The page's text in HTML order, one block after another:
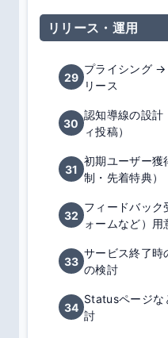
リリース・運用
29
プライシング
リース
30
認知導線の設
ィ投稿）
31
初期ユーザー獲
制・先着特典）
32
フィードバッ
ォームなど）用
33
サービス終了時
の検討
34
Statusページな
討